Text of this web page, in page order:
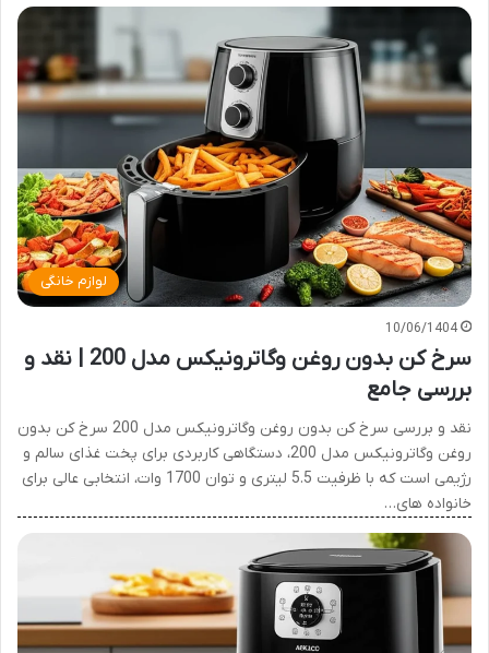
لوازم خانگی
10/06/1404
سرخ کن بدون روغن وگاترونیکس مدل 200 | نقد و
بررسی جامع
نقد و بررسی سرخ کن بدون روغن وگاترونیکس مدل 200 سرخ کن بدون
روغن وگاترونیکس مدل 200، دستگاهی کاربردی برای پخت غذای سالم و
رژیمی است که با ظرفیت 5.5 لیتری و توان 1700 وات، انتخابی عالی برای
خانواده های…